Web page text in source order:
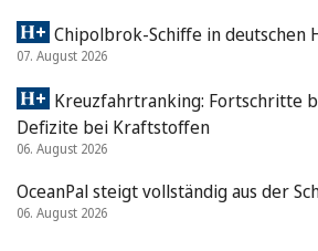
Chipolbrok-Schiffe in deutschen
07. August 2026
Kreuzfahrtranking: Fortschritte
Defizite bei Kraftstoffen
06. August 2026
OceanPal steigt vollständig aus der
06. August 2026